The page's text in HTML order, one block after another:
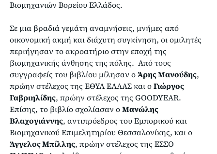
Βιομηχανιών Βορείου Ελλάδος.
Σε μια βραδιά γεμάτη αναμνήσεις, μνήμες από
οικονομική ακμή και διάχυτη συγκίνηση, οι ομιλητές
περιήγησαν το ακροατήριο στην εποχή της
βιομηχανικής άνθησης της πόλης. Από τους
συγγραφείς του βιβλίου μίλησαν οΆρης Μανούδης,
πρώην στέλεχος της ΕΘΥΛ ΕΛΛΑΣ και οΓιώργος
Γαβριηλίδης, πρώην στέλεχος της GOODYEAR.
Επίσης, το βιβλίο σχολίασαν οΜανώλης
Βλαχογιάννης, αντιπρόεδρος του Εμπορικού και
Βιομηχανικού Επιμελητηρίου Θεσσαλονίκης, και ο
Άγγελος Μπίλλης, πρώην στέλεχος της ΕΣΣΟ